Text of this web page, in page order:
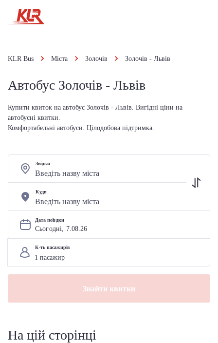
KLR Bus Міста Золочів Золочів - Львів
Автобус Золочів - Львів
Купити квиток на автобус Золочів - Львів. Вигідні ціни на
автобусні квитки.
Комфортабельні автобуси. Цілодобова підтримка.
Звідки
Куди
Дата поїздки
Сьогодні, 7.08.26
К-ть пасажирів
Знайти квитки
На цій сторінці